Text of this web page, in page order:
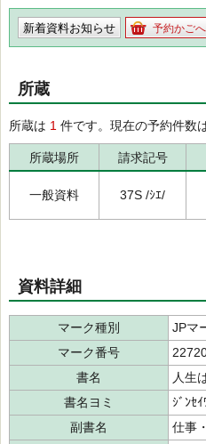
新着資料お知らせ 予約かごへ
所蔵
所蔵は 1 件です。現在の予約件数
所蔵場所 請求記号
一般資料 37S /ｼｴ/
資料詳細
マーク種別
JPマ
マーク番号
書名
人生
書名ヨミ
ｼﾞﾝｾ
副書名
仕事